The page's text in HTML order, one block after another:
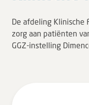
Uw ervaring telt
Uw gegevens
De afdeling Klinische
zorg aan patiënten
GGZ-instelling